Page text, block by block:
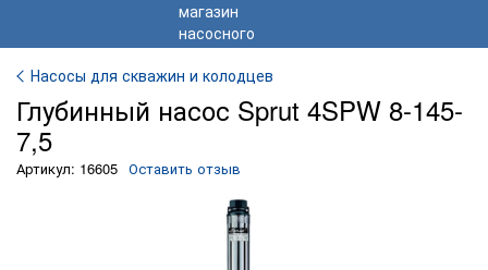
Насосы для скважин и колодцев
Глубинный насос Sprut 4SPW 8-145-
7,5
Артикул: 16605 Оставить отзыв